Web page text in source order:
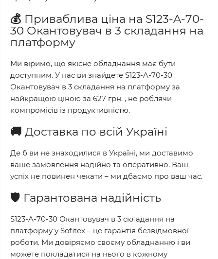
💰 Приваблива ціна на S123-A-70-
30 Окантовувач в 3 складання на
платформу
Ми віримо, що якісне обладнання має бути
доступним. У нас ви знайдете S123-A-70-30
Окантовувач в 3 складання на платформу за
найкращою ціною за 627 грн. , не роблячи
компромісів із продуктивністю.
🚚 Доставка по всій Україні
Де б ви не знаходилися в Україні, ми доставимо
ваше замовлення надійно та оперативно. Ваш
успіх не повинен чекати – ми дбаємо про ваш час.
🛡️ Гарантована надійність
S123-A-70-30 Окантовувач в 3 складання на
платформу у Sofitex – це гарантія безвідмовної
роботи. Ми довіряємо своєму обладнанню і ви
можете покладатися на нього в кожному